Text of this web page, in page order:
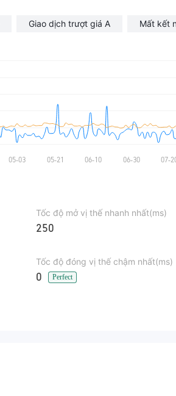
Giao dịch trượt giá A Mất kết
Tốc độ mở vị thế nhanh nhất(ms)
250
Tốc độ đóng vị thế chậm nhất(ms)
0 Perfect